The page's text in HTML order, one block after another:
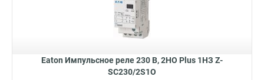
Eaton Импульсное реле 230 В, 2НО Plus 1НЗ Z-
SC230/2S1O